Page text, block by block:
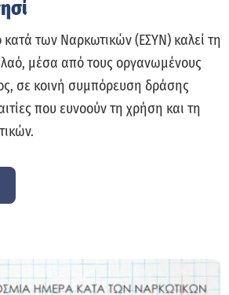
κατά των Ναρκωτικών (ΕΣΥΝ) καλεί τη
λαό, μέσα από τους οργανωμένους
σε κοινή συμπόρευση δράσης
που ευνοούν τη χρήση και τη